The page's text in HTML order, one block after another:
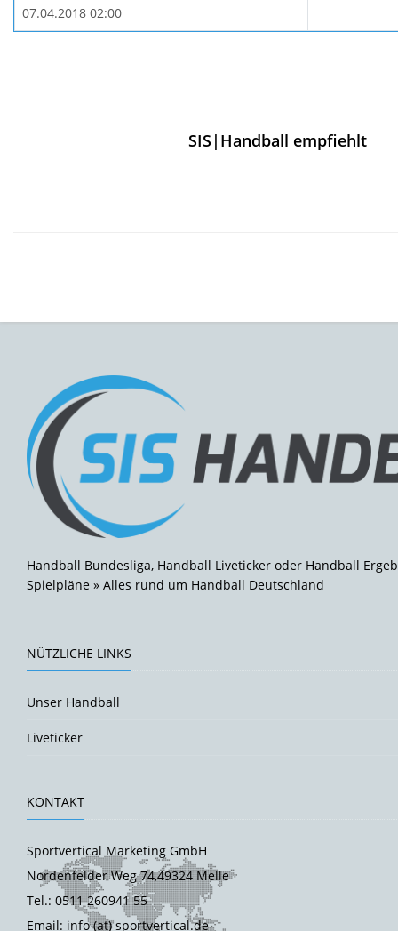
07.04.2018 02:00
SIS|Handball empfiehlt
Handball Bundesliga, Handball Liveticker oder Handball
Spielpläne » Alles rund um Handball Deutschland
NÜTZLICHE LINKS
Unser Handball
Liveticker
KONTAKT
Sportvertical Marketing GmbH
Nordenfelder Weg 74,49324 Melle
Tel.: 0511 260941 55
Email: info (at) sportvertical.de